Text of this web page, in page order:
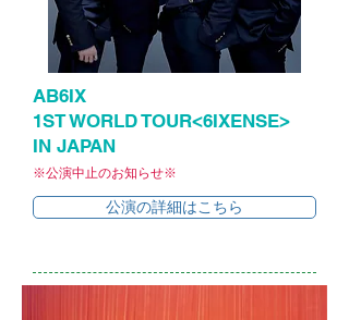
AB6IX
1ST WORLD TOUR<6IXENSE>
IN JAPAN
※公演中止のお知らせ※
公演の詳細はこちら